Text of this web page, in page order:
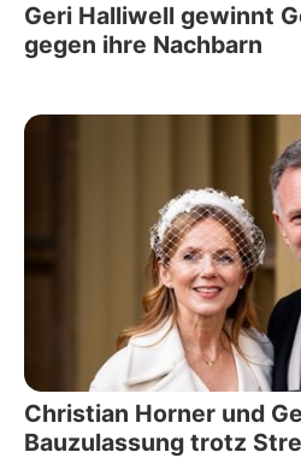
Geri Halliwell gewinnt
gegen ihre Nachbarn
Christian Horner und
Bauzulassung trotz